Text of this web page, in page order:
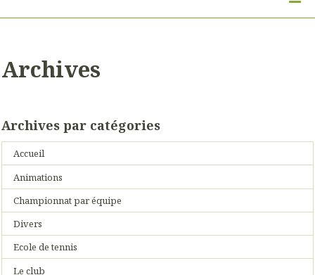
Archives
Archives par catégories
Accueil
Animations
Championnat par équipe
Divers
Ecole de tennis
Le club